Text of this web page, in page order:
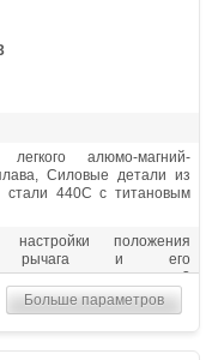
алюмо-магний-
Силовые детали из
стали 440С с титановым
настройки положения
рычага и его
3
Больше параметров